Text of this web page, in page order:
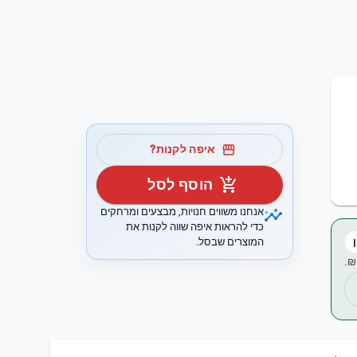
storefront איפה לקנות?
add_shopping_cart הוסף לסל
insightsאנחנו משווים חנויות, מבצעים ומרחקים
כדי להראות איפה שווה לקנות את
המוצרים שבסל.